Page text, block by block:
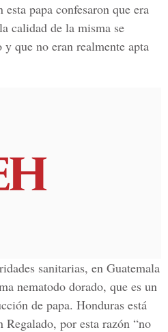
esta papa confesaron que era
calidad de la misma se
que no eran realmente apta
sanitarias, en Guatemala
nematodo dorado, que es un
de papa. Honduras está
Regalado, por esta razón “no